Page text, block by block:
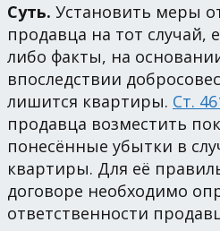
Суть. Установить меры
продавца на тот случай,
либо факты, на
впоследствии
лишится квартиры. Ст.
продавца возместить
понесённые убытки в
квартиры. Для её
договоре необходимо
ответственности